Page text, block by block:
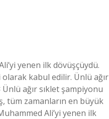
yenen ilk dövüşçüydü.
kabul edilir. Ünlü ağır
ağır sıklet şampiyonu
tüm zamanların en büyük
Ali’yi yenen ilk